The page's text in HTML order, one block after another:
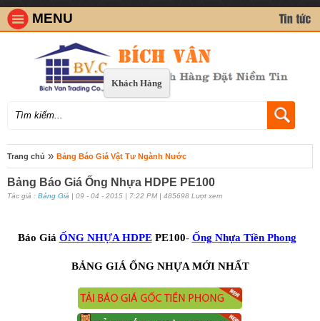
MENU
Khách Hàng
Trang chủ » Bảng Báo Giá Vật Tư Ngành Nước
Bảng Báo Giá Ống Nhựa HDPE PE100
Tác giả : Bảng Giá | 09 - 04 - 2015 | 7:22 PM | 485698 Lượt xem
Báo Giá ỐNG NHỰA HDPE PE100- Ống Nhựa Tiền Phong
BẢNG GIÁ ỐNG NHỰA MỚI NHẤT